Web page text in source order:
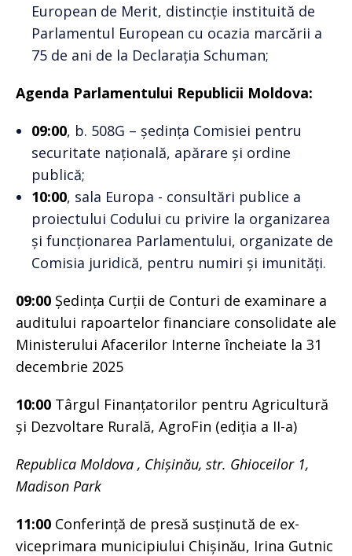
European de Merit, distincție instituită de
Parlamentul European cu ocazia marcării a
75 de ani de la Declarația Schuman;
Agenda Parlamentului Republicii Moldova:
09:00, b. 508G – ședința Comisiei pentru
securitate națională, apărare și ordine
publică;
10:00, sala Europa - consultări publice a
proiectului Codului cu privire la organizarea
și funcționarea Parlamentului, organizate de
Comisia juridică, pentru numiri și imunități.
09:00 Ședința Curții de Conturi de examinare a
auditului rapoartelor financiare consolidate ale
Ministerului Afacerilor Interne încheiate la 31
decembrie 2025
10:00 Târgul Finanțatorilor pentru Agricultură
și Dezvoltare Rurală, AgroFin (ediția a II-a)
Republica Moldova , Chișinău, str. Ghioceilor 1,
Madison Park
11:00 Conferință de presă susținută de ex-
viceprimara municipiului Chișinău, Irina Gutnic